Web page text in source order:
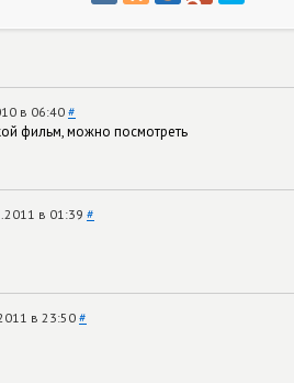
в 06:40#
фильм, можно посмотреть
в 01:39 #
в 23:50#